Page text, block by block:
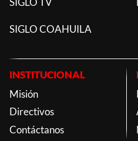
ella, en Durango
REDACCIÓN EL SIGLO DE
DURANGO